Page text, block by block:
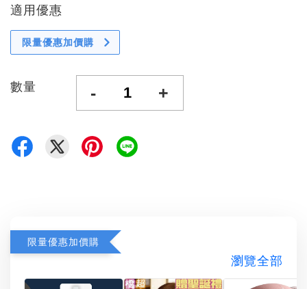
適用優惠
限量優惠加價購
數量 - +
限量優惠加價購
瀏覽全部